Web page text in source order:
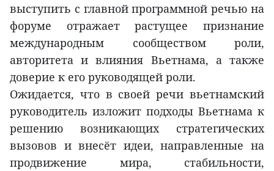
выступить с главной программной речью на
форуме отражает растущее признание
международным сообществом роли,
авторитета и влияния Вьетнама, а также
доверие к его руководящей роли.
Ожидается, что в своей речи вьетнамский
руководитель изложит подходы Вьетнама к
решению возникающих стратегических
вызовов и внесёт идеи, направленные на
продвижение мира, стабильности,